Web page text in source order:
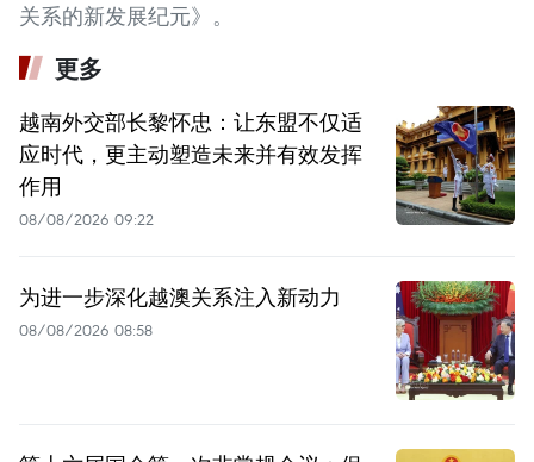
关系的新发展纪元》。
更多
越南外交部长黎怀忠：让东盟不仅适
应时代，更主动塑造未来并有效发挥
作用
08/08/2026 09:22
为进一步深化越澳关系注入新动力
08/08/2026 08:58